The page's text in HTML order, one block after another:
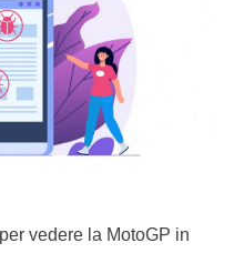
vedere la MotoGP in